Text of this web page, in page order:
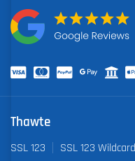
Thawte
SSL 123 SSL 123 Wildcard